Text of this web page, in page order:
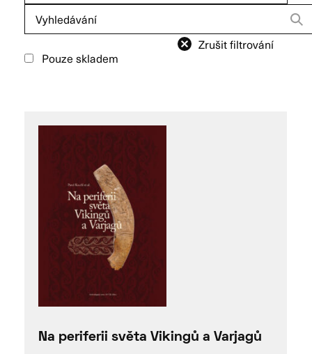
Hledat:
Zrušit filtrování
Pouze skladem
Na periferii světa Vikingů a Varjagů